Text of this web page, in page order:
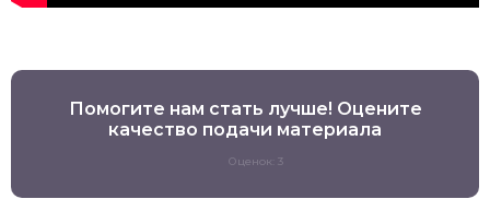
Помогите нам стать лучше! Оцените
качество подачи материала
Оценок: 3